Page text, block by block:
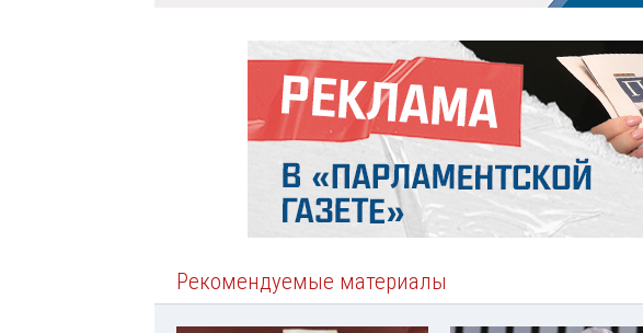
Рекомендуемые материалы